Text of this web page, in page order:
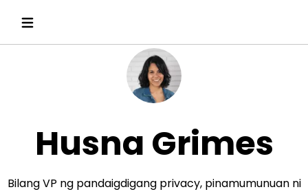
Husna Grimes
Bilang VP ng pandaigdigang privacy, pinamumunuan ni